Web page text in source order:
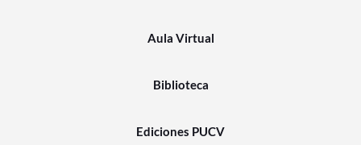
Aula Virtual
Biblioteca
Ediciones PUCV